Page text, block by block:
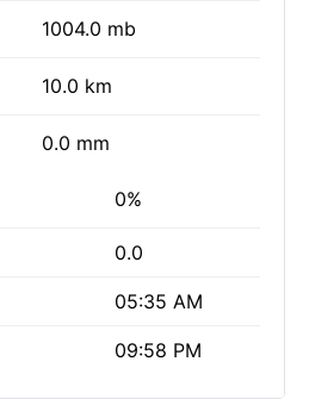
1004.0 mb
10.0 km
0.0 mm
0%
0.0
05:35 AM
09:58 PM